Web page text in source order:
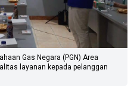
Gas Negara (PGN) Area
layanan kepada pelanggan